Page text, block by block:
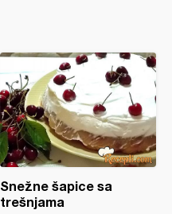
Snežne šapice sa
trešnjama